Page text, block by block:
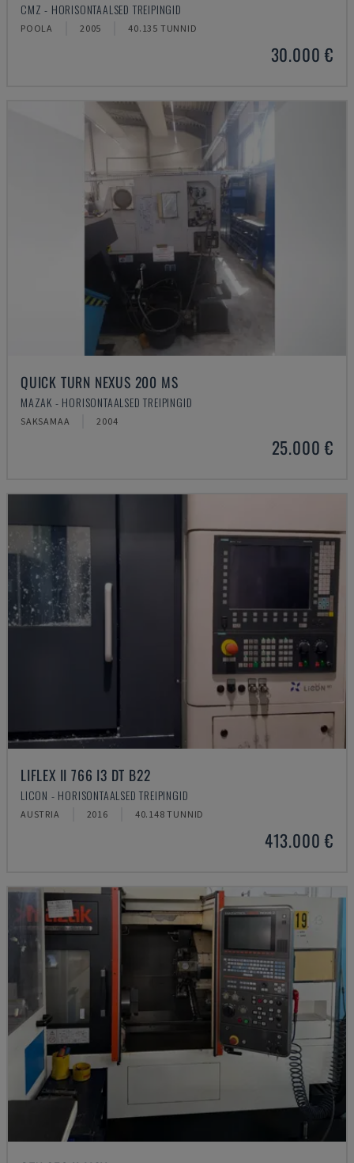
CMZ - HORISONTAALSED TREIPINGID
POOLA 2005 40.135 TUNNID
30.000 €
QUICK TURN NEXUS 200 MS
MAZAK - HORISONTAALSED TREIPINGID
SAKSAMAA 2004
25.000 €
LIFLEX II 766 I3 DT B22
LICON - HORISONTAALSED TREIPINGID
AUSTRIA 2016 40.148 TUNNID
413.000 €